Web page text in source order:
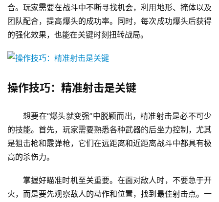
合。玩家需要在战斗中不断寻找机会，利用地形、掩体以及
团队配合，提高爆头的成功率。同时，每次成功爆头后获得
的强化效果，也能在关键时刻扭转战局。
操作技巧：精准射击是关键
想要在“爆头就变强”中脱颖而出，精准射击是必不可少
的技能。首先，玩家需要熟悉各种武器的后坐力控制，尤其
是狙击枪和霰弹枪，它们在远距离和近距离战斗中都具有极
高的杀伤力。
掌握好瞄准时机至关重要。在面对敌人时，不要急于开
火，而是要先观察敌人的动作和位置，找到最佳射击点。一